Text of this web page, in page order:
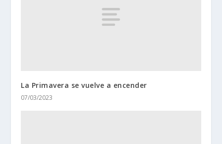
La Primavera se vuelve a encender
07/03/2023